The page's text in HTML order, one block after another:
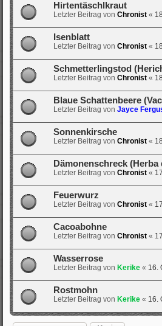
Hirtentäschlkraut
Letzter Beitrag von Chronist «
Isenblatt
Letzter Beitrag von Chronist «
Schmetterlingstod
Letzter Beitrag von Chronist «
Blaue Schattenbeere
Letzter Beitrag von Jayce
Sonnenkirsche
Letzter Beitrag von Chronist «
Dämonenschreck
Letzter Beitrag von Chronist «
Feuerwurz
Letzter Beitrag von Chronist «
Cacoabohne
Letzter Beitrag von Chronist «
Wasserrose
Letzter Beitrag von Kerike « 16.
Rostmohn
Letzter Beitrag von Kerike « 16.